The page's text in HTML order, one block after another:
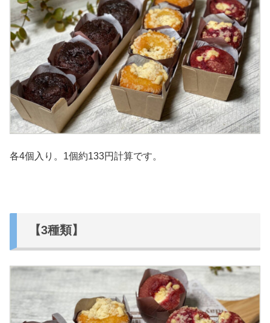
各4個入り。1個約133円計算です。
【3種類】